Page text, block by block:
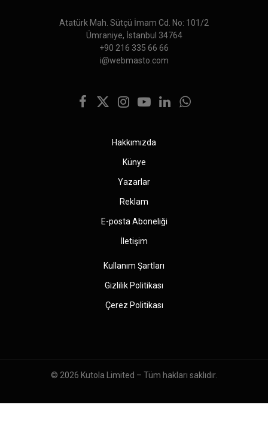
Atatürk Mah. Sütçü İmam Cd. No: 101/2
Ümraniye, İstanbul 34764
+90 216 335 66 66
i@webmasto.com
Facebook
X
Instagram
YouTubeLinkedInWhatsApp
Hakkımızda
Künye
Yazarlar
Reklam
E-posta Aboneliği
İletişim
Kullanım Şartları
Gizlilik Politikası
Çerez Politikası
© 2026 Kutola Limited – Tüm hakları saklıdır.